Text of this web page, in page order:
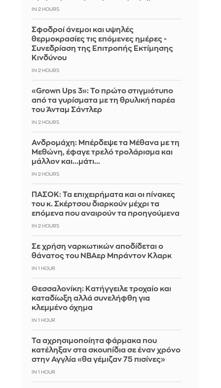
IN 2 HOURS
Σφοδροί άνεμοι και υψηλές
θερμοκρασίες τις επόμενες ημέρες -
Συνεδρίαση της Επιτροπής Εκτίμησης
Κινδύνου
IN 2 HOURS
«Grown Ups 3»: Το πρώτο στιγμιότυπο
από τα γυρίσματα με τη θρυλική παρέα
του Άνταμ Σάντλερ
IN 2 HOURS
Ανδρομάχη: Μπέρδεψε τα Μέθανα με τη
Μεθώνη, έφαγε τρελό τρολάρισμα και
μάλλον και...μάτι...
IN 2 HOURS
ΠΑΣΟΚ: Τα επιχειρήματα και οι πίνακες
του κ. Σκέρτσου διαρκούν μέχρι τα
επόμενα που αναιρούν τα προηγούμενα
IN 2 HOURS
Σε χρήση ναρκωτικών αποδίδεται ο
θάνατος του ΝΒΑερ Μπράντον Κλαρκ
IN 1 HOUR
Θεσσαλονίκη: Κατήγγειλε τροχαίο και
καταδίωξη αλλά συνελήφθη για
κλεμμένο όχημα
IN 1 HOUR
Τα αχρησιμοποίητα φάρμακα που
κατέληξαν στα σκουπίδια σε έναν χρόνο
στην Αγγλία «θα γέμιζαν 75 πισίνες»
IN 1 HOUR